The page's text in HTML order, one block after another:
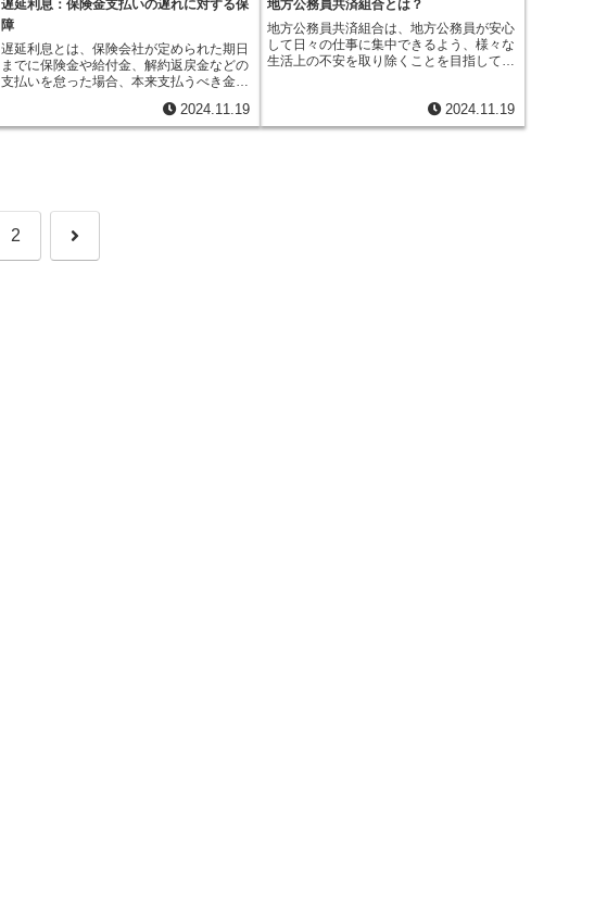
してみてはいかがでしょうか。
た、事故の記録も引き継がれるため、過去
の事故によって不利な条件で保険に加入し
なくて済むという利点もあります。例え
ば、過去に事故を起こしたことがある場
合、中断証明書がなければ、その事故の記
録が考慮され、高い保険料を支払わなけれ
ばならない可能性があります。しかし、中
断証明書があれば、以前の等級と事故の記
将来の保険料や契約条件に影響を与える重
要な書類です。車を手放す予定がある場合
や、長期間運転しない予定がある場合は、
保険会社に中断証明書の発行を忘れずに申
まいます。これは大変もったいないことで
す。中断手続きをしておけば、たとえ数年
後に再び自動車保険に加入する場合でも、
です。将来、車を購入する予定がある方
は、ぜひこの制度を活用しましょう。例え
ば、長年無事故で10等級まで上げていたと
遅延利息：保険金支払いの遅れに対する保
障
遅延利息とは、保険会社が定められた期日
までに保険金や給付金、解約返戻金などの
支払いを怠った場合、本来支払うべき金額
は、支払いの遅れによって契約者が被る金
銭的な損失を補填するためのものです。例
迷惑をかけるかもしれません。また、生活
費に充てる予定だった保険金が支払われな
いと、生活に困窮する可能性もあります。
住宅ローンの返済に充てる予定だった場
2024.11.19
地方公務員共済組合とは？
地方公務員共済組合は、地方公務員が安心
して日々の仕事に集中できるよう、様々な
生活上の不安を取り除くことを目指してい
る可能性があります。このような不測の事
態に備え、組合員が必要な時に必要な支援
2024.11.19
2 次